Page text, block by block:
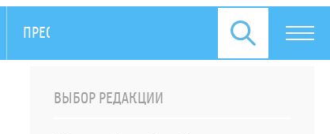
ПРЕСС-РЕЛИЗЫ
ВЫБОР РЕДАКЦИИ